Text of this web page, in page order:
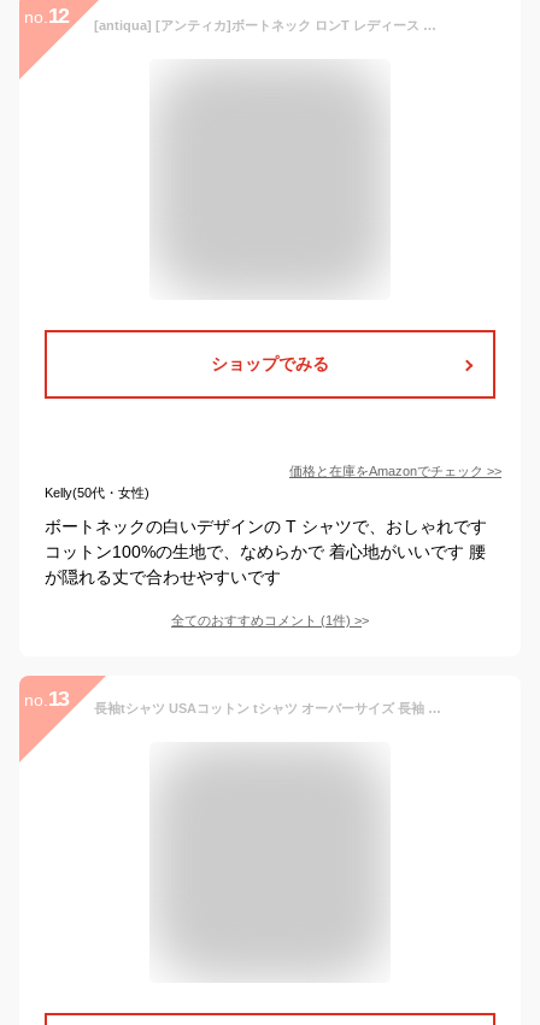
no. 12 [antiqua] [アンティカ]ボートネック ロンT レディース トップス 長袖 綿100 NA-00448 L 03 オフホワイト
ショップでみる
価格と在庫をAmazonでチェック >>
Kelly(50代・女性)
ボートネックの白いデザインの T シャツで、おしゃれです
コットン100%の生地で、なめらかで 着心地がいいです 腰
が隠れる丈で合わせやすいです
全てのおすすめコメント (1件) >
no. 13 長袖tシャツ USAコットン tシャツ オーバーサイズ 長袖 Tシャツ ロンt レディース Tシャツ ティーシャツ テーシャツ クルーネック ラウンドヘム ドロップショルダー 春 秋 春 トレンド カットソー 黒 楽ちん ゆったり ブラック ホワイト 白 ベージュ チャコールグ